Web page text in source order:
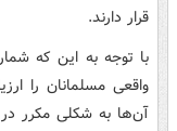
قرار دارند.
با توجه به این که
واقعی مسلمانان را
آن‌ها به شکلی مکرر